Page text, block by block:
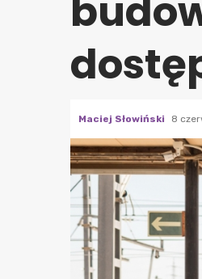
Maciej Słowiński 8